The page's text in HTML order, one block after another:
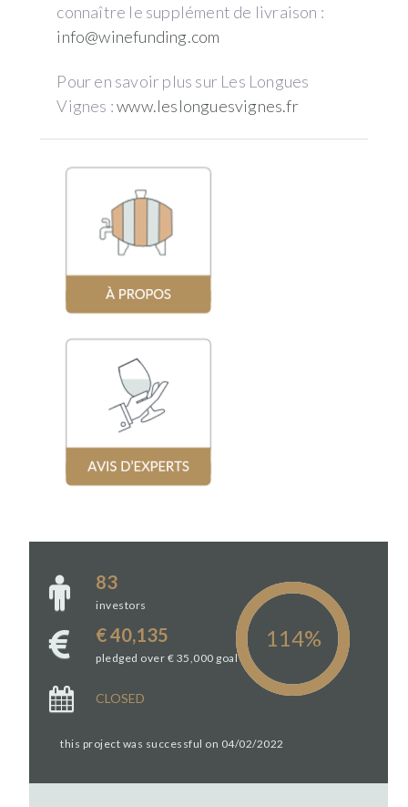
connaître le supplément de livraison :
info@winefunding.com
Pour en savoir plus sur Les Longues
Vignes :www.leslonguesvignes.fr
83
investors
€ 40,135
pledged over € 35,000 goal
CLOSED
this project was successful on 04/02/2022